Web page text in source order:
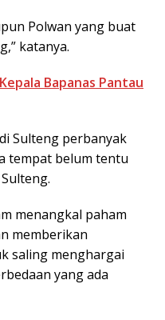
Polwan yang buat
katanya.
Bapanas Pantau
Sulteng perbanyak
tempat belum tentu
menangkal paham
memberikan
saling menghargai
yang ada